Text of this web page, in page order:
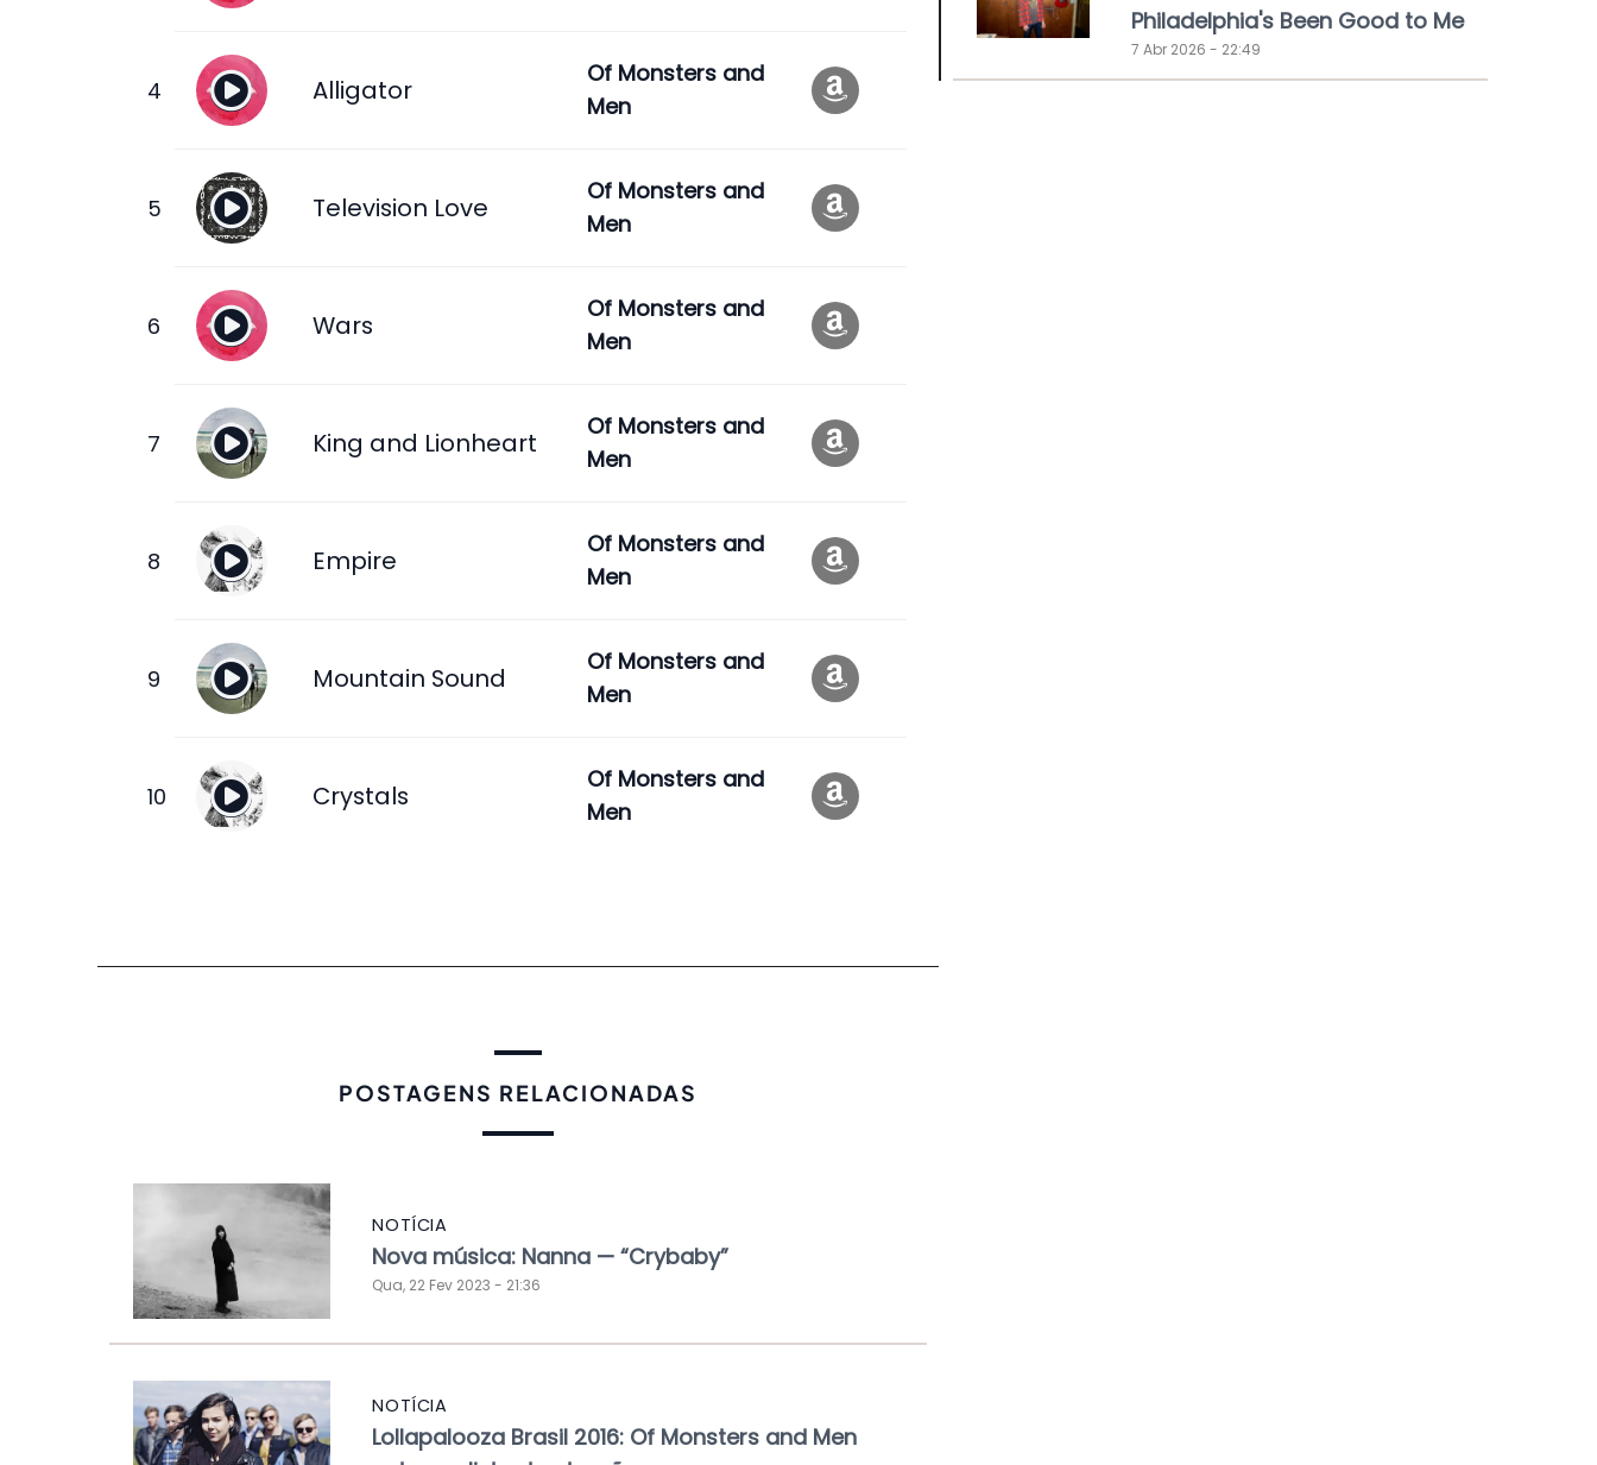
Alligator
Of Monsters and
Men
Television Love
Of Monsters and
Men
Wars
Of Monsters and
Men
King and Lionheart
Of Monsters and
Men
Empire
Of Monsters and
Men
Mountain Sound
Of Monsters and
Men
Crystals
Of Monsters and
Men
POSTAGENS RELACIONADAS
NOTÍCIA
Nova música: Nanna — “Crybaby”
Qua, 22 Fev 2023 - 21:36
NOTÍCIA
Lollapalooza Brasil 2016: Of Monsters and Men
Philadelphia's Been Good to Me
7 Abr 2026 - 22:49